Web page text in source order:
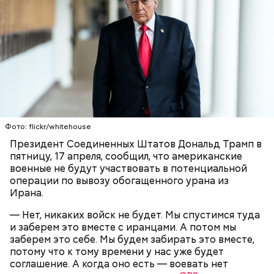
Фото: flickr/whitehouse
Президент Соединенных Штатов Дональд Трамп в
пятницу, 17 апреля, сообщил, что американские
военные не будут участвовать в потенциальной
операции по вывозу обогащенного урана из
Ирана.
— Нет, никаких войск не будет. Мы спустимся туда
и заберем это вместе с иранцами. А потом мы
заберем это себе. Мы будем забирать это вместе,
потому что к тому времени у нас уже будет
соглашение. А когда оно есть — воевать нет
Главная особенность острова Сокотра —
драконовые деревья, которые растут только здесь.
Внешне они напоминают большие грибы, а
драконовыми их называют из-за красного цвета
смолы, которую местные жители сравнивают с
кровью дракона. Они же используют ее в
медицинских целях и красят ей ткань и волосы.
известняковое плато и прибрежные равнины,
которые дополняют «внеземную» атмосферу.
Сергей Брин
Фото: World Economic Forum / CC BY-NC-SA 2.0
Фото: wikimedia.org
замуж за двоюродного брата Хидэо Танаку,
которого не видела вплоть до свадьбы. У пары
было пятеро детей. Супруги работали в семейном
магазине, где они продавали лапшу, рисовые
лепешки и сладости. Позднее у Канэ
диагностировали рак поджелудочной железы,
однако в 46 лет она его полностью победила.
107 дней.